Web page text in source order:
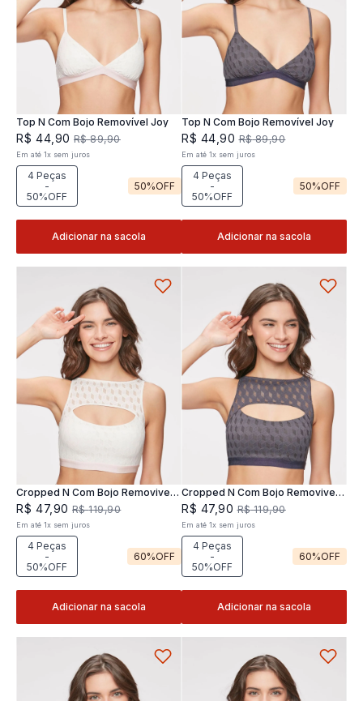
Top N Com Bojo Removível Joy
R$ 44,90 R$ 89,90
Em até1x sem juros
4 Peças
-
50%OFF
50%OFF
Adicionar na sacola
Top N Com Bojo Removível Joy
R$ 44,90 R$ 89,90
Em até 1x sem juros
4 Peças
-
50%OFF
50%OFF
Adicionar na sacola
Cropped N Com Bojo Removivel
Joy
R$ 47, 90 R$ 119,90
Em até1x sem juros
4 Peças
-
50%OFF
60%OFF
Adicionar na sacola
Cropped N Com Bojo Removivel
Joy
R$ 47,90 R$ 119,90
Em até 1x sem juros
4 Peças
-
50%OFF
60%OFF
Adicionar na sacola